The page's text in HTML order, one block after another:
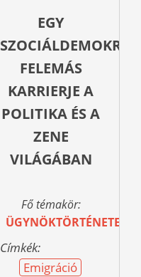
EGY
FELEMÁS
KARRIERJE A
POLITIKA ÉS A
ZENE
VILÁGÁBAN
Fő témakör:
ÜGYNÖKTÖRTÉNETEK
Címkék:
Emigráció